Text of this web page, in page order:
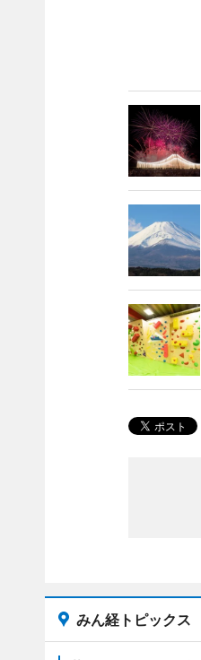
みん経トピックス